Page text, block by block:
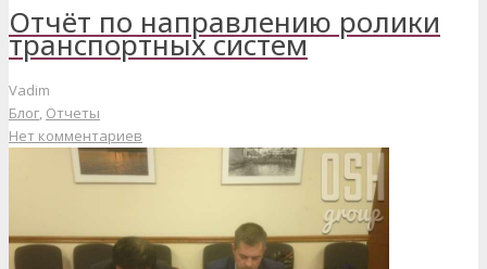
Отчёт по направлению ролики
транспортных систем
Vadim
Блог, Отчеты
Нет комментариев